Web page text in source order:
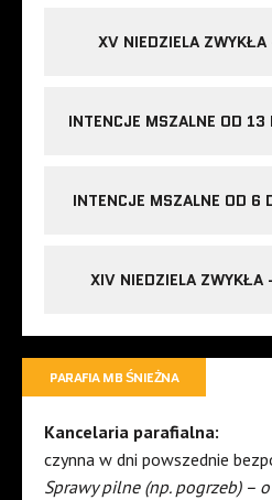
XV NIEDZIELA
INTENCJE MSZALNE OD
INTENCJE MSZALNE OD
XIV NIEDZIELA
PARAFIA MB ŚNIEŻNA
Kancelaria parafialna:
czynna w dni powszednie
Sprawy pilne (np. pogrzeb) –